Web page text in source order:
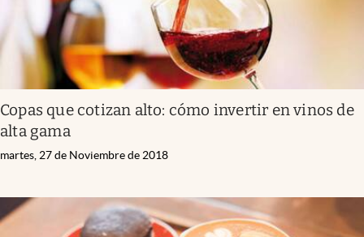
Copas que cotizan alto: cómo invertir en vinos de
alta gama
martes, 27 de Noviembre de 2018